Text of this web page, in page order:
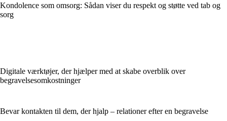
Kondolence som omsorg: Sådan viser du respekt og støtte ved tab og
sorg
Digitale værktøjer, der hjælper med at skabe overblik over
begravelsesomkostninger
Bevar kontakten til dem, der hjalp – relationer efter en begravelse